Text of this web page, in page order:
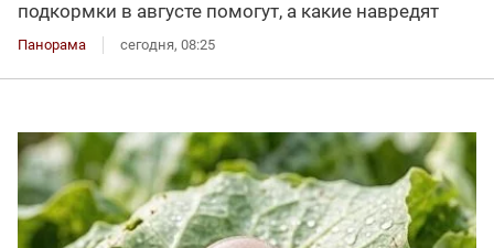
подкормки в августе помогут, а какие навредят
Панорама сегодня, 08:25